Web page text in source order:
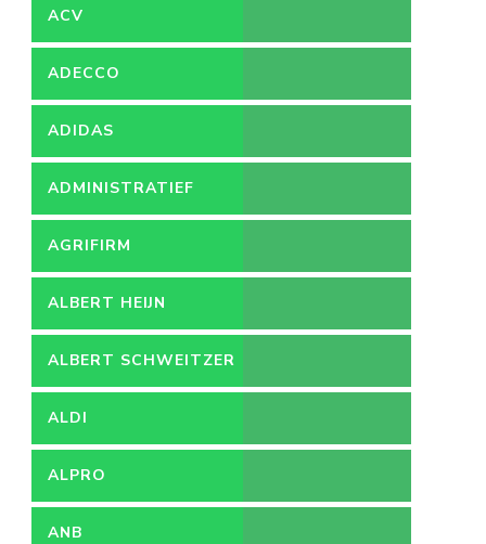
ACV
ADECCO
ADIDAS
ADMINISTRATIEF
MEDEWERKER
AGRIFIRM
ALBERT HEIJN
ALBERT SCHWEITZER
ZIEKENHUIS
ALDI
ALPRO
ANB